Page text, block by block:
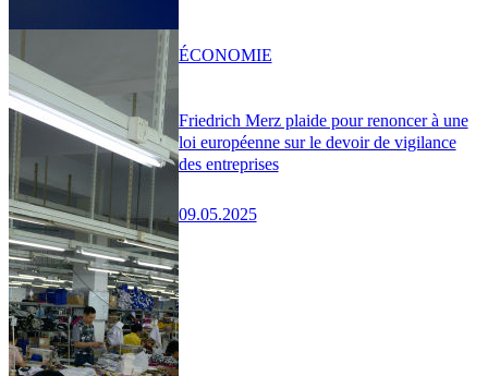
Friedrich Merz plaide pour renoncer à une
loi européenne sur le devoir de vigilance
des entreprises
09.05.2025
ÉCONOMIE